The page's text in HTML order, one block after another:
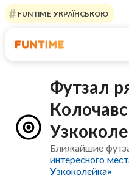
FUNTIME УКРАЇНСЬКОЮ
Футзал
Ближайшие
интересного
Узкоколейка»